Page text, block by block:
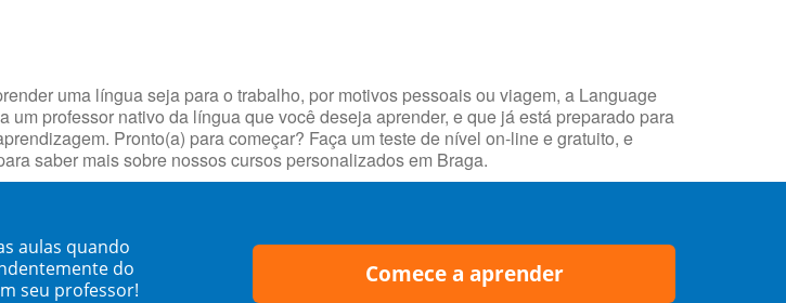
uma língua seja para o trabalho, por motivos pessoais ou viagem, a Language
professor nativo da língua que você deseja aprender, e que já está preparado para
Pronto(a) para começar? Faça um teste de nível on-line e gratuito, e
saber mais sobre nossos cursos personalizados em Braga.
aulas quando
do
seu professor!
Comece a aprender